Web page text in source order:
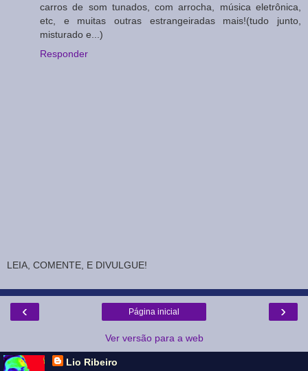
carros de som tunados, com arrocha, música eletrônica,
etc, e muitas outras estrangeiradas mais!(tudo junto,
misturado e...)
Responder
LEIA, COMENTE, E DIVULGUE!
‹ ›
Página inicial
Ver versão para a web
Lio Ribeiro